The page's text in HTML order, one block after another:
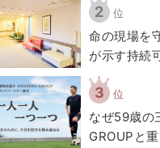
2 位
命の現場を
が示す持続
3 位
なぜ59歳の
GROUPと